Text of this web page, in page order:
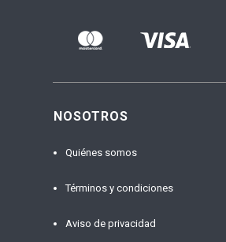
NOSOTROS
Quiénes somos
Términos y condiciones
Aviso de privacidad